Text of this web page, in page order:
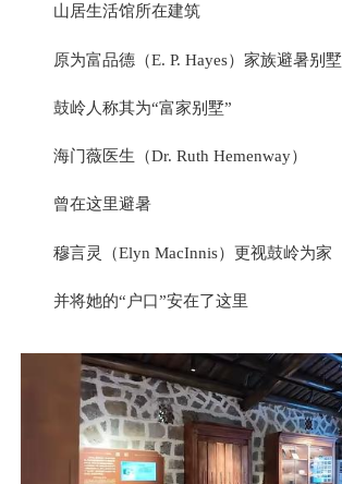
山居生活馆所在建筑
原为富品德（E. P. Hayes）家族避暑别墅
鼓岭人称其为“富家别墅”
海门薇医生（Dr. Ruth Hemenway）
曾在这里避暑
穆言灵（Elyn MacInnis）更视鼓岭为家
并将她的“户口”安在了这里